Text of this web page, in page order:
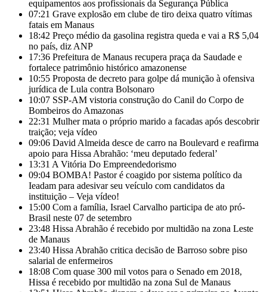
equipamentos aos profissionais da Segurança Pública
07:21 Grave explosão em clube de tiro deixa quatro vítimas
fatais em Manaus
18:42 Preço médio da gasolina registra queda e vai a R$ 5,04
no país, diz ANP
17:36 Prefeitura de Manaus recupera praça da Saudade e
fortalece patrimônio histórico amazonense
10:55 Proposta de decreto para golpe dá munição à ofensiva
jurídica de Lula contra Bolsonaro
10:07 SSP-AM vistoria construção do Canil do Corpo de
Bombeiros do Amazonas
22:31 Mulher mata o próprio marido a facadas após descobrir
traição; veja vídeo
09:06 David Almeida desce de carro na Boulevard e reafirma
apoio para Hissa Abrahão: ‘meu deputado federal’
13:31 A Vitória Do Empreendedorismo
09:04 BOMBA! Pastor é coagido por sistema político da
Ieadam para adesivar seu veículo com candidatos da
instituição – Veja vídeo!
15:00 Com a família, Israel Carvalho participa de ato pró-
Brasil neste 07 de setembro
23:48 Hissa Abrahão é recebido por multidão na zona Leste
de Manaus
23:40 Hissa Abrahão critica decisão de Barroso sobre piso
salarial de enfermeiros
18:08 Com quase 300 mil votos para o Senado em 2018,
Hissa é recebido por multidão na zona Sul de Manaus